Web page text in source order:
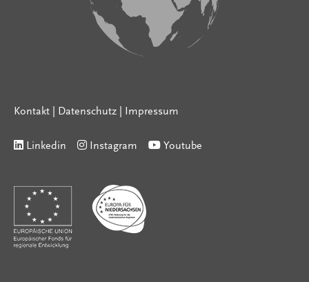
Kontakt Datenschutz Impressum
Linkedin Instagram Youtube